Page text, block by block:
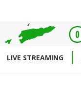
LIVE STREAMING